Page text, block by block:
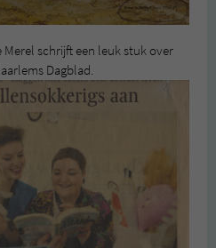
schrijft een leuk stuk over
Dagblad.